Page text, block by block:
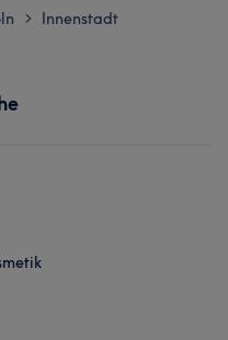
> Innenstadt